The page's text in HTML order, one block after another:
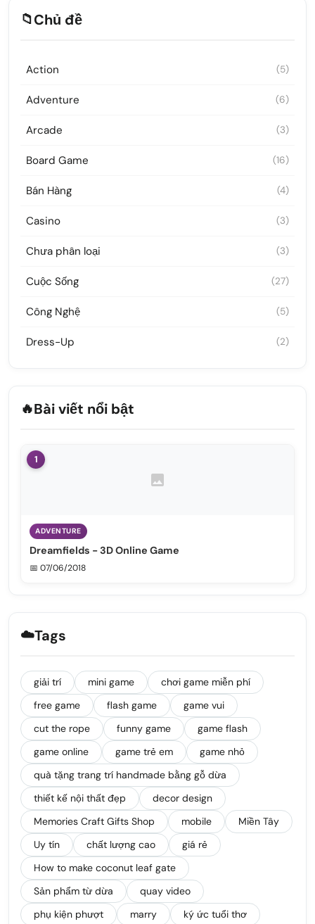
📁Chủ đề
Action (5)
Adventure (6)
Arcade (3)
Board Game (16)
Bán Hàng (4)
Casino (3)
Chưa phân loại (3)
Cuộc Sống (27)
Công Nghệ (5)
Dress-Up (2)
🔥Bài viết nổi bật
1
ADVENTURE
Dreamfields - 3D Online Game
📅 07/06/2018
☁️Tags
giải trí mini game
chơi game miễn phí
free game
flash game
game vui
cut the rope
funny game
game flash
game online
game trẻ em
game nhỏ
quà tặng trang trí handmade bằng gỗ dừa
thiết kế nội thất đẹp
decor design
Memories Craft Gifts Shop
mobile
Miền Tây
Uy tín
chất lượng cao
giá rẻ
How to make coconut leaf gate
Sản phẩm từ dừa
quay video
phụ kiện phượt
marry
ký ức tuổi thơ